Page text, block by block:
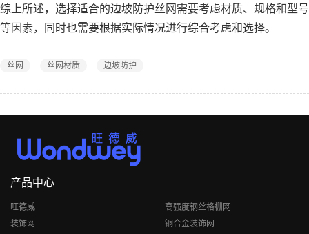
综上所述，选择适合的边坡防护丝网需要考虑材质、规格和型号
等因素，同时也需要根据实际情况进行综合考虑和选择。
丝网 丝网材质 边坡防护
产品中心
旺德威
高强度钢丝格栅网
装饰网
铜合金装饰网